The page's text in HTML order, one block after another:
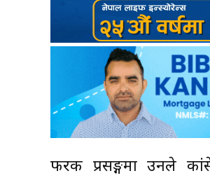
फरक प्रसङ्गमा उनले